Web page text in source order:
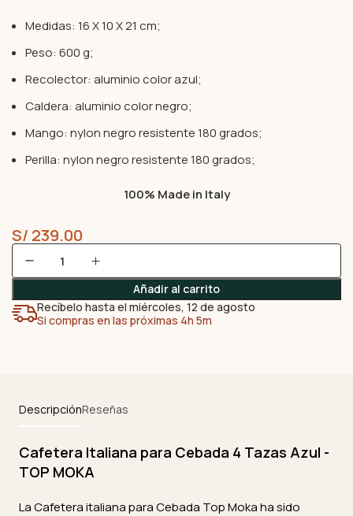
Medidas: 16 X 10 X 21 cm;
Peso: 600 g;
Recolector: aluminio color azul;
Caldera: aluminio color negro;
Mango: nylon negro resistente 180 grados;
Perilla: nylon negro resistente 180 grados;
100% Made in Italy
S/ 239.00
Añadir al carrito
Recíbelo hasta el miércoles, 12 de agosto
Si compras en las próximas 4h 5m
DescripciónReseñas
Cafetera Italiana para Cebada 4 Tazas Azul -
TOP MOKA
La Cafetera italiana para Cebada Top Moka ha sido